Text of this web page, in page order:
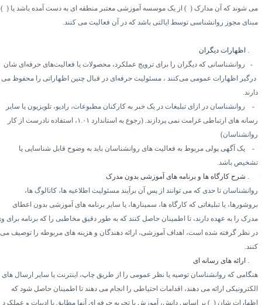
شوند که آن مدارک (۱) از یک موسسه آموزشی معتبر منطقه ای به دست آمده باشد یا (۲)
مجوز روانشناسی توسط ایالتی باشد که در آن فعالیت می کنند.
اظهارات دیگران
روانشناسانی که دیگران را برای ترویج عملکرد، محصولات یا فعالیت‌های حرفه‌ای شان
اظهارات عمومی می‌کنند ، مسئولیت حرفه‌ای در قبال چنین اظهاراتی را محفوظ می
روانشناسان در ازای تبلیغات در یک خبر به کارکنان مطبوعات، رادیو، تلویزیون یا سایر
های ارتباطی غرامت نمی پردازند. (رجوع به استاندارد۱.۰۱، استفاده نادرست از کار
یک آگهی پولی مربوط به فعالیت های روانشناسان باید به وضوح قابل شناسایی یا
باشد.
شرح کارگاه ها و برنامه های آموزشی بدون مدرک
تا حدی که می توانند از پس آن برآیند مسئولیت اطلاعیه ها، کاتالوگ ها،
یا تبلیغاتی که کارگاه ها، سمینارها، یا سایر برنامه های آموزشی بدون اعطای
را به عهده دارند، تا اطمینان حاصل کنند که به طور دقیق مخاطبی را که برنامه برای وی
نظر گرفته شده است، اهداف آموزشی، ارائه دهندگان و هزینه های مربوطه را توصیف می
ارائه های رسانه ای
که روانشناسان توصیه یا نظر عمومی را از طریق چاپ، اینترنت یا سایر ارسال های
ارائه می دهند، اقدامات احتیاطی را انجام می دهند تا اطمینان حاصل شود که
شان (۱)
بر اساس دانش، آموزش یا تجربه حرفه ای آنها مطابق با ادبیات و عملکرد